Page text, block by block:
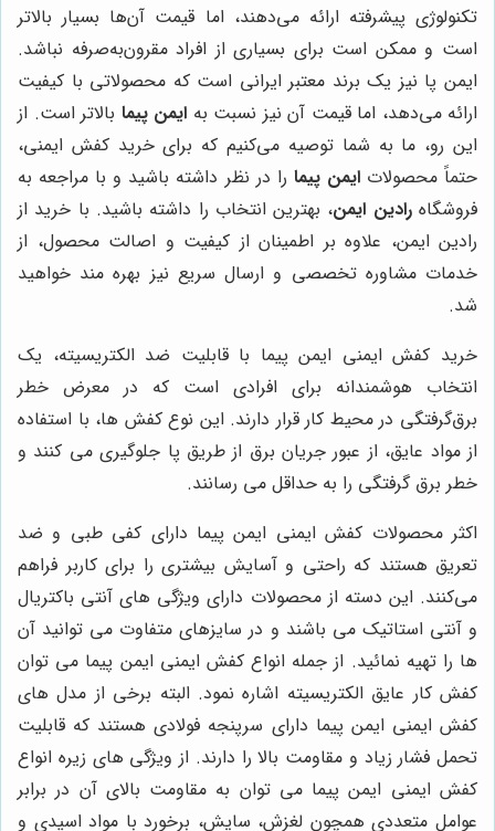
تکنولوژی پیشرفته ارائه می‌دهند، اما قیمت آن‌ها بسیار بالاتر
است و ممکن است برای بسیاری از افراد مقرون‌به‌صرفه نباشد.
ایمن پا نیز یک برند معتبر ایرانی است که محصولاتی با کیفیت
ارائه می‌دهد، اما قیمت آن نیز نسبت به ایمن پیما بالاتر است. از
این رو، ما به شما توصیه می‌کنیم که برای خرید کفش ایمنی،
حتماً محصولاتایمن پیما را در نظر داشته باشید و با مراجعه به
فروشگاهرادین ایمن، بهترین انتخاب را داشته باشید. با خرید از
رادین ایمن، علاوه بر اطمینان از کیفیت و اصالت محصول، از
خدمات مشاوره تخصصی و ارسال سریع نیز بهره مند خواهید
شد.
خرید کفش ایمنی ایمن پیما با قابلیت ضد الکتریسیته، یک
انتخاب هوشمندانه برای افرادی است که در معرض خطر
برق‌گرفتگی در محیط کار قرار دارند. این نوع کفش ها، با استفاده
از مواد عایق، از عبور جریان برق از طریق پا جلوگیری می کنند و
خطر برق گرفتگی را به حداقل می رسانند.
اکثر محصولات کفش ایمنی ایمن پیما دارای کفی طبی و ضد
تعریق هستند که راحتی و آسایش بیشتری را برای کاربر فراهم
می‌کنند. این دسته از محصولات دارای ویژگی های آنتی باکتریال
و آنتی استاتیک می باشند و در سایزهای متفاوت می توانید آن
ها را تهیه نمائید. از جمله انواع کفش ایمنی ایمن پیما می توان
کفش کار عایق الکتریسیته اشاره نمود. البته برخی از مدل های
کفش ایمنی ایمن پیما دارای سرپنجه فولادی هستند که قابلیت
تحمل فشار زیاد و مقاومت بالا را دارند. از ویژگی های زیره انواع
کفش ایمنی ایمن پیما می توان به مقاومت بالای آن در برابر
عوامل متعددی همچون لغزش، سایش، برخورد با مواد اسیدی و